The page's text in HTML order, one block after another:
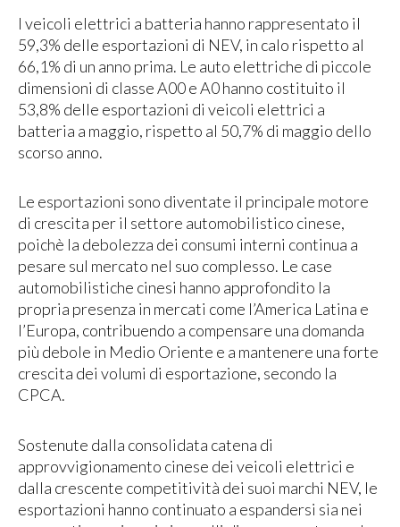
I veicoli elettrici a batteria hanno rappresentato il
59,3% delle esportazioni di NEV, in calo rispetto al
66,1% di un anno prima. Le auto elettriche di piccole
dimensioni di classe A00 e A0 hanno costituito il
53,8% delle esportazioni di veicoli elettrici a
batteria a maggio, rispetto al 50,7% di maggio dello
scorso anno.
Le esportazioni sono diventate il principale motore
di crescita per il settore automobilistico cinese,
poichè la debolezza dei consumi interni continua a
pesare sul mercato nel suo complesso. Le case
automobilistiche cinesi hanno approfondito la
propria presenza in mercati come l’America Latina e
l’Europa, contribuendo a compensare una domanda
più debole in Medio Oriente e a mantenere una forte
crescita dei volumi di esportazione, secondo la
CPCA.
Sostenute dalla consolidata catena di
approvvigionamento cinese dei veicoli elettrici e
dalla crescente competitività dei suoi marchi NEV, le
esportazioni hanno continuato a espandersi sia nei